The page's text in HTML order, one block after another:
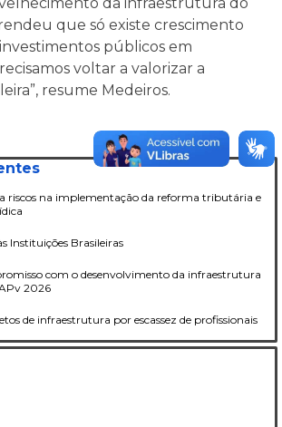
da infraestrutura do
que só existe crescimento
públicos em
voltar a valorizar a
resume Medeiros.
recentes
riscos na implementação da reforma tributária e
Instituições Brasileiras
com o desenvolvimento da infraestrutura
2026
de infraestrutura por escassez de profissionais